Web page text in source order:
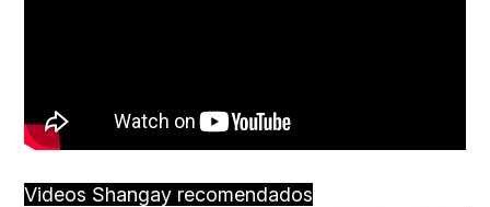
Videos Shangay recomendados